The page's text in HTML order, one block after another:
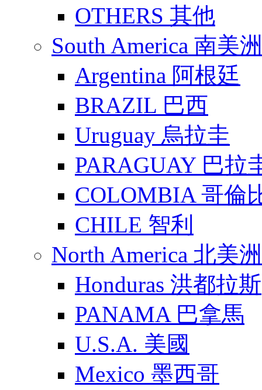
OTHERS 其他
South America 南美洲
Argentina 阿根廷
BRAZIL 巴西
Uruguay 烏拉圭
PARAGUAY 巴拉
COLOMBIA 哥倫
CHILE 智利
North America 北美洲
Honduras 洪都拉斯
PANAMA 巴拿馬
U.S.A. 美國
Mexico 墨西哥